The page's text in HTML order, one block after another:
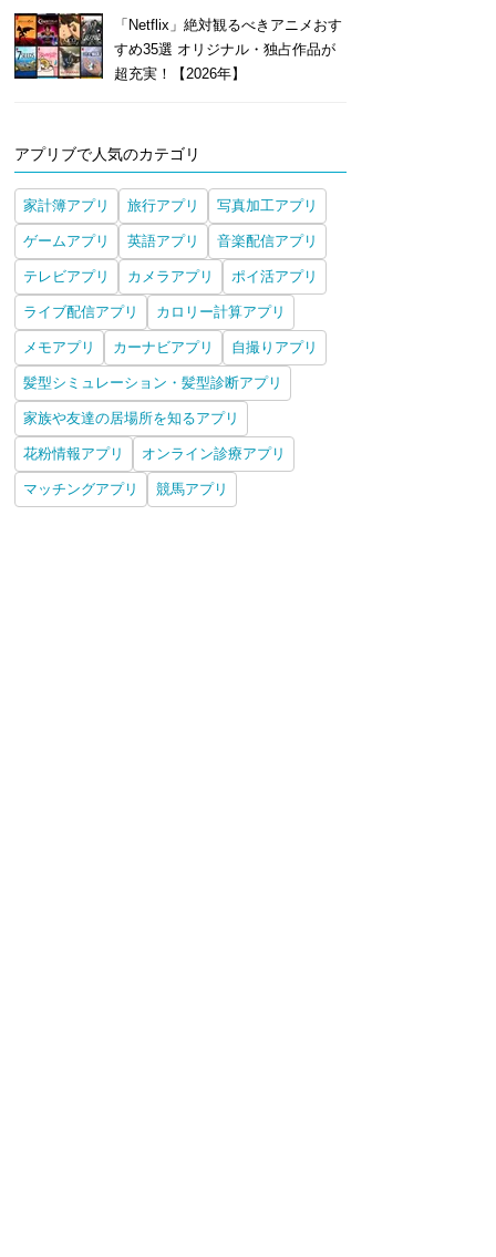
「Netflix」絶対観るべきアニメおす
すめ35選 オリジナル・独占作品が
超充実！【2026年】
アプリブで人気のカテゴリ
家計簿アプリ 旅行アプリ 写真加工アプリ
ゲームアプリ 英語アプリ 音楽配信アプリ
テレビアプリ カメラアプリ ポイ活アプリ
ライブ配信アプリ カロリー計算アプリ
メモアプリ カーナビアプリ 自撮りアプリ
髪型シミュレーション・髪型診断アプリ
家族や友達の居場所を知るアプリ
花粉情報アプリ オンライン診療アプリ
マッチングアプリ 競馬アプリ